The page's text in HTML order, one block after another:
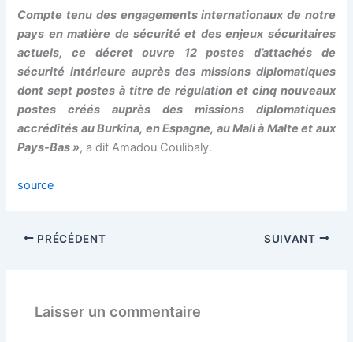
Compte tenu des engagements internationaux de notre
pays en matière de sécurité et des enjeux sécuritaires
actuels, ce décret ouvre 12 postes d’attachés de
sécurité intérieure auprès des missions diplomatiques
dont sept postes à titre de régulation et cinq nouveaux
postes créés auprès des missions diplomatiques
accrédités au Burkina, en Espagne, au Mali à Malte et aux
Pays-Bas », a dit Amadou Coulibaly.
source
PRÉCÉDENT SUIVANT
Laisser un commentaire